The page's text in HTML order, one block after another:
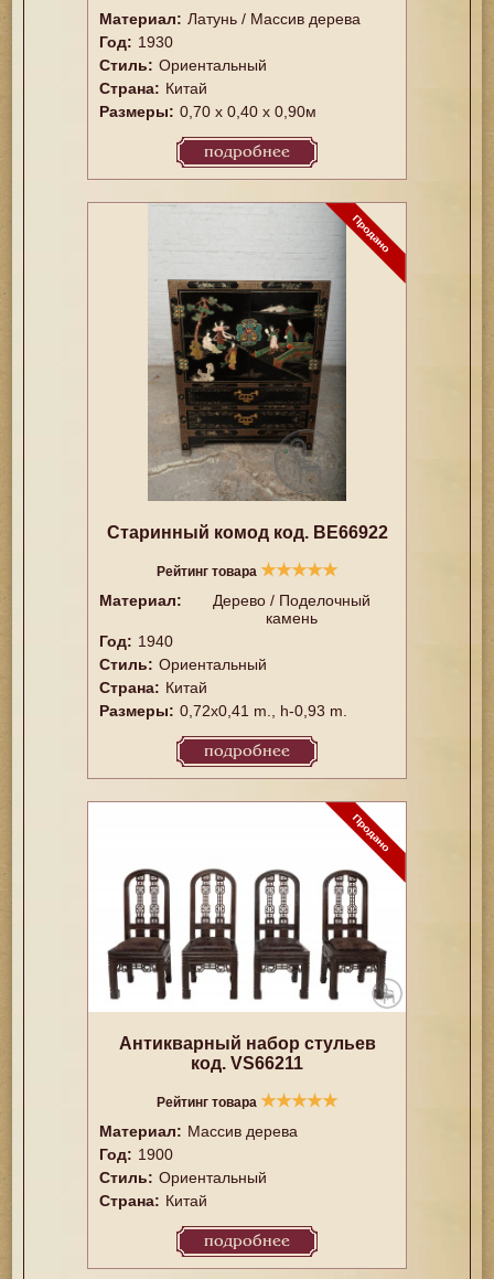
Материал: Латунь / Массив дерева
Год: 1930
Стиль: Ориентальный
Страна: Китай
Размеры: 0,70 х 0,40 х 0,90м
подробнее
Старинный комод код. BE66922
Рейтинг товара ★★★★★
Материал:
Дерево / Поделочный
камень
Год: 1940
Стиль: Ориентальный
Страна: Китай
Размеры: 0,72x0,41 m., h-0,93 m.
подробнее
Антикварный набор стульев
код. VS66211
Рейтинг товара ★★★★★
Материал: Массив дерева
Год: 1900
Стиль: Ориентальный
Страна: Китай
подробнее